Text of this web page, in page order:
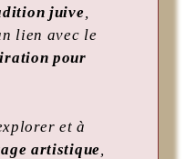
juive,
lien avec le
pour
et à
artistique,